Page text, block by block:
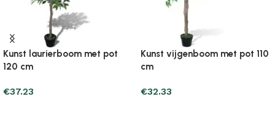
Kunst laurierboom met pot
120 cm
€37.23
Kunst vijgenboom met pot 110
cm
€32.33